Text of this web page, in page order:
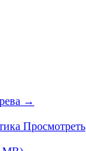
→
Просмотреть